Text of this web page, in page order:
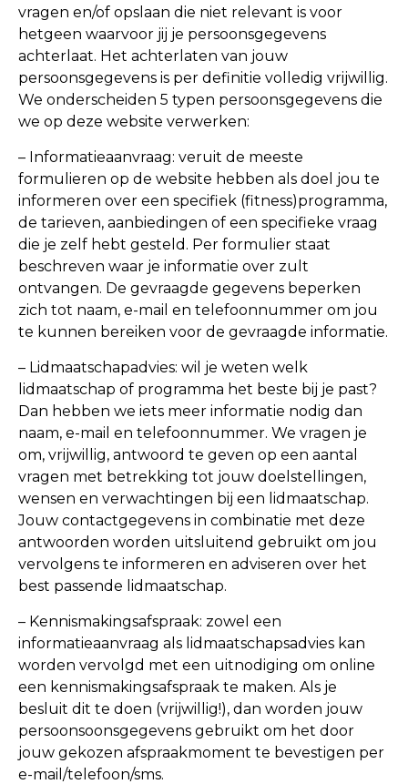
vragen en/of opslaan die niet relevant is voor
hetgeen waarvoor jij je persoonsgegevens
achterlaat. Het achterlaten van jouw
persoonsgegevens is per definitie volledig vrijwillig.
We onderscheiden 5 typen persoonsgegevens die
we op deze website verwerken:
– Informatieaanvraag: veruit de meeste
formulieren op de website hebben als doel jou te
informeren over een specifiek (fitness)programma,
de tarieven, aanbiedingen of een specifieke vraag
die je zelf hebt gesteld. Per formulier staat
beschreven waar je informatie over zult
ontvangen. De gevraagde gegevens beperken
zich tot naam, e-mail en telefoonnummer om jou
te kunnen bereiken voor de gevraagde informatie.
– Lidmaatschapadvies: wil je weten welk
lidmaatschap of programma het beste bij je past?
Dan hebben we iets meer informatie nodig dan
naam, e-mail en telefoonnummer. We vragen je
om, vrijwillig, antwoord te geven op een aantal
vragen met betrekking tot jouw doelstellingen,
wensen en verwachtingen bij een lidmaatschap.
Jouw contactgegevens in combinatie met deze
antwoorden worden uitsluitend gebruikt om jou
vervolgens te informeren en adviseren over het
best passende lidmaatschap.
– Kennismakingsafspraak: zowel een
informatieaanvraag als lidmaatschapsadvies kan
worden vervolgd met een uitnodiging om online
een kennismakingsafspraak te maken. Als je
besluit dit te doen (vrijwillig!), dan worden jouw
persoonsoonsgegevens gebruikt om het door
jouw gekozen afspraakmoment te bevestigen per
e-mail/telefoon/sms.